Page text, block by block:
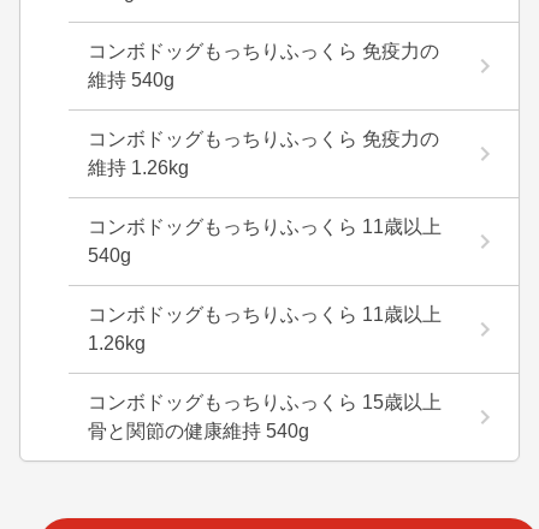
コンボドッグもっちりふっくら 免疫力の
維持 540g
コンボドッグもっちりふっくら 免疫力の
維持 1.26kg
コンボドッグもっちりふっくら 11歳以上
540g
コンボドッグもっちりふっくら 11歳以上
1.26kg
コンボドッグもっちりふっくら 15歳以上
骨と関節の健康維持 540g